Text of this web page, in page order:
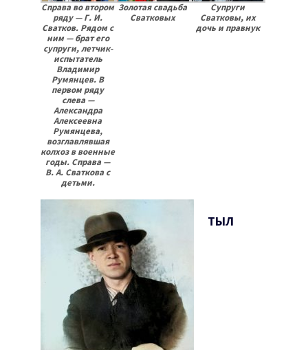
Справа во втором
ряду — Г. И.
Сватков. Рядом с
ним — брат его
супруги, летчик-
испытатель
Владимир
Румянцев. В
первом ряду
слева —
Александра
Алексеевна
Румянцева,
возглавлявшая
колхоз в военные
годы. Справа —
В. А. Сваткова с
детьми.
Золотая свадьба
Сватковых
Супруги
Сватковы, их
дочь и правнук
ТЫЛ